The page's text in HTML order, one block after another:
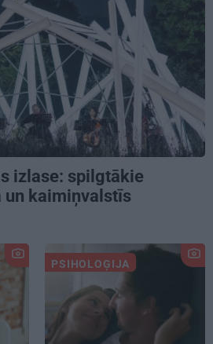
izlase: spilgtākie
kaimiņvalstīs
PSIHOLOĢIJA